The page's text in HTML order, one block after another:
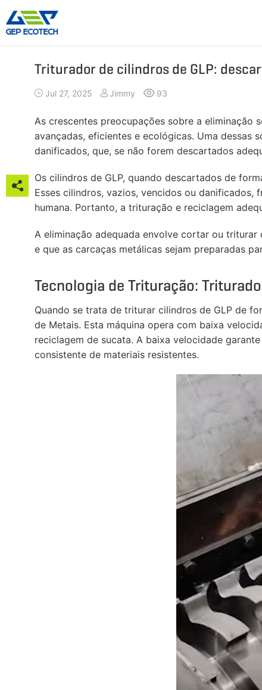
Máquina Trituradora
Triturador De Eixo Duplo
Triturador De Eixo Único
Triturador De Eixo Quádruplo
Pré-Triturador
Mais»
Máquina Britadora
Britador De Mandíbula
Britador De Impacto
Britador De Cone
Triturador de cilindros de GLP:
Jul 27, 2025 Jimmy 93
As crescentes preocupações sobre a eliminação
avançadas, eficientes e ecológicas. Uma dessas
danificados, que, se não forem descartados
Os cilindros de GLP, quando descartados de
Esses cilindros, vazios, vencidos ou danificados,
humana. Portanto, a trituração e reciclagem
A eliminação adequada envolve cortar ou
e que as carcaças metálicas sejam preparadas
Tecnologia de Trituração:
Quando se trata de triturar cilindros de GLP de
de Metais. Esta máquina opera com baixa
reciclagem de sucata. A baixa velocidade
consistente de materiais resistentes.
